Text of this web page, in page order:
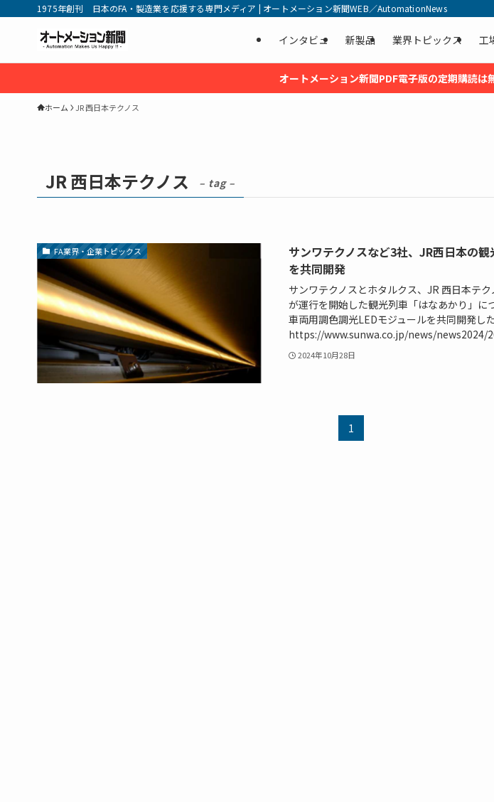
1975年創刊 日本のFA・製造業を応援する専門メディア | オートメーション新聞WEB／AutomationNews
インタビュ 新製品 業界トピックス 工
オートメーション新聞PDF電子版の定期購読は
ホーム JR 西日本テクノス
JR 西日本テクノス – tag –
FA業界・企業トピックス
サンワテクノスなど3社、JR西日本の
を共同開発
サンワテクノスとホタルクス、JR 西日本テ
が運行を開始した観光列車「はなあかり」に
車両用調色調光LEDモジュールを共同開発した
https://www.sunwa.co.jp/news/news2024/
2024年10月28日
1